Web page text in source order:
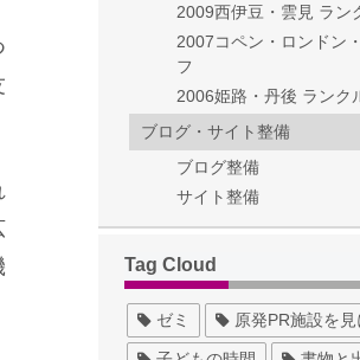
2009西伊豆・雲見 ラン
2007コペン・ロンドン
フ
2006姫路・丹後 ランク
ブログ・サイト整備
ブログ整備
サイト整備
Tag Cloud
ゼミ 原発PR施設を見